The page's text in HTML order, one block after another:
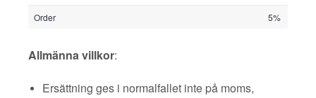
Order 5%
Allmänna villkor:
Ersättning ges i normalfallet inte på moms,